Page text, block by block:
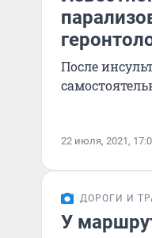
После
22 июля, 2021,
ДОРОГИ И
У